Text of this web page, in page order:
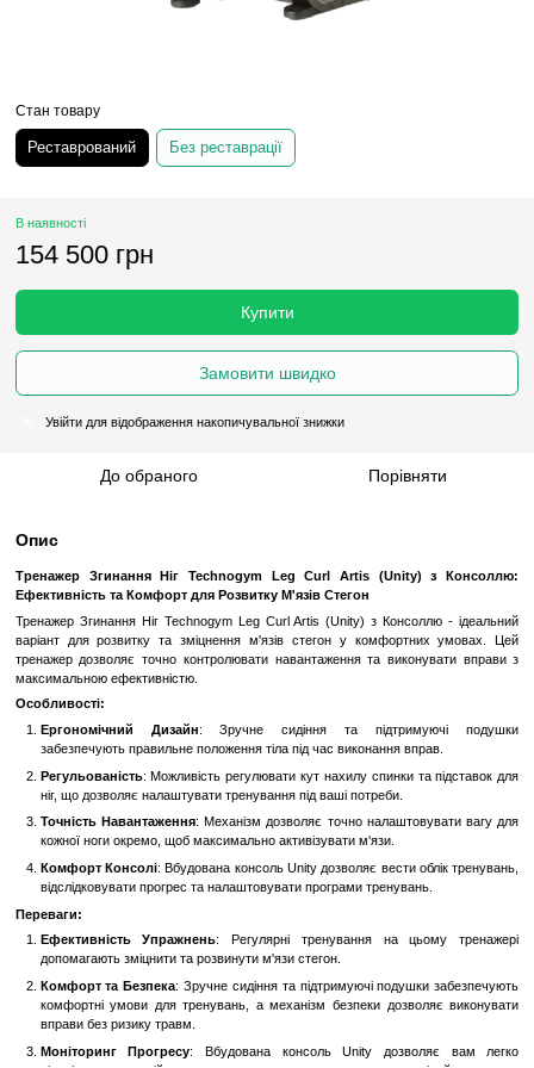
Без реставрації
Замовити швидко
% Увійтидля відображення накопичувальної знижки
До обраного
Опис
Тренажер Згинання Ніг Technogym Leg Curl Artis
Ефективність та Комфорт для Розвитку М'язів Стегон
Тренажер Згинання Ніг Technogym Leg Curl Artis (Unity) з
варіант для розвитку та зміцнення м'язів стегон у
тренажер дозволяє точно контролювати навантаження та
максимальною ефективністю.
Особливості:
Ергономічний Дизайн: Зручне сидіння та